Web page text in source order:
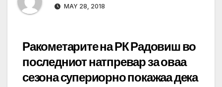
MAY 28, 2018
Ракометарите на РК Радовиш во
последниот натпревар за оваа
сезона супериорно покажаа дека